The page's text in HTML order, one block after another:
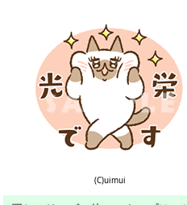
(C)uimui